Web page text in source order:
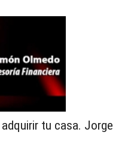
tu casa. Jorge